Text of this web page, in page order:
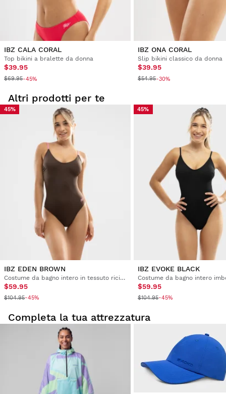
IBZ CALA CORAL
Top bikini a bralette da donna
$39.95
$69.95-45%
IBZ ONA CORAL
Slip bikini classico da donna
$39.95
$54.95-30%
Altri prodotti per te
45%
IBZ EDEN BROWN
Costume da bagno intero in tessuto riciclato da donna
$59.95
$104.95-45%
45%
IBZ EVOKE BLACK
$59.95
$104.95-45%
Completa la tua attrezzatura